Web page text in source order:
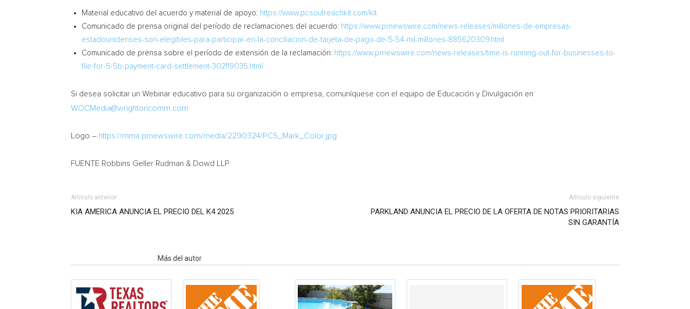
Material educativo del acuerdo y material de apoyo: https://www.pcsoutreachkit.com/kit
Comunicado de prensa original del período de reclamaciones del acuerdo: https://www.prnewswire.com/news-releases/millones-de-empresas-
estadounidenses-son-elegibles-para-participar-en-la-conciliacion-de-tarjeta-de-pago-de-5-54-mil-millones-885620309.html
Comunicado de prensa sobre el período de extensión de la reclamación: https://www.prnewswire.com/news-releases/time-is-running-out-for-businesses-to-
file-for-5-5b-payment-card-settlement-302119035.html
Si desea solicitar un Webinar educativo para su organización o empresa, comuníquese con el equipo de Educación y Divulgación en
WOCMedia@wrightoncomm.com
Logo – https://mma.prnewswire.com/media/2290324/PCS_Mark_Color.jpg
FUENTE Robbins Geller Rudman & Dowd LLP
Artículo anterior
KIA AMERICA ANUNCIA EL PRECIO DEL K4 2025
Artículo siguiente
PARKLAND ANUNCIA EL PRECIO DE LA OFERTA DE NOTAS PRIORITARIAS
SIN GARANTÍA
Más del autor